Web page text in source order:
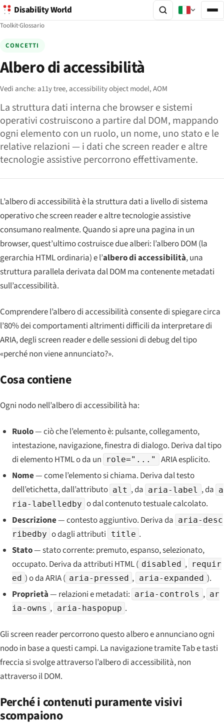
Disability World
Toolkit·Glossario
CONCETTI
Albero di accessibilità
Vedi anche:a11y tree,accessibility object model,AOM
La struttura dati interna che browser e sistemi
operativi costruiscono a partire dal DOM, mappando
ogni elemento con un ruolo, un nome, uno stato e le
relative relazioni — i dati che screen reader e altre
tecnologie assistive percorrono effettivamente.
L’albero di accessibilità è la struttura dati a livello di sistema
operativo che screen reader e altre tecnologie assistive
consumano realmente. Quando si apre una pagina in un
browser, quest’ultimo costruisce due alberi: l’albero DOM (la
gerarchia HTML ordinaria) e l’albero di accessibilità, una
struttura parallela derivata dal DOM ma contenente metadati
sull’accessibilità.
Comprendere l’albero di accessibilità consente di spiegare circa
l’80% dei comportamenti altrimenti difficili da interpretare di
ARIA, degli screen reader e delle sessioni di debug del tipo
«perché non viene annunciato?».
Cosa contiene
Ogni nodo nell’albero di accessibilità ha:
Ruolo— ciò che l’elementoè: pulsante, collegamento,
intestazione, navigazione, finestra di dialogo. Deriva dal tipo
di elemento HTML o da un
role="..."
ARIA esplicito.
Nome— come l’elementosi chiama. Deriva dal testo
dell’etichetta, dall’attributo alt , da aria-label , da a
ria-labelledby o dal contenuto testuale calcolato.
Descrizione— contesto aggiuntivo. Deriva da aria-desc
ribedby o dagli attributi title .
Stato— stato corrente: premuto, espanso, selezionato,
occupato. Deriva da attributi HTML ( disabled , requir
ed ) o da ARIA ( aria-pressed , aria-expanded ).
Proprietà— relazioni e metadati: aria-controls , ar
ia-owns , aria-haspopup .
Gli screen reader percorrono questo albero e annunciano ogni
nodo in base a questi campi. La navigazione tramite Tab e tasti
freccia si svolge attraverso l’albero di accessibilità, non
attraverso il DOM.
Perché i contenuti puramente visivi
scompaiono